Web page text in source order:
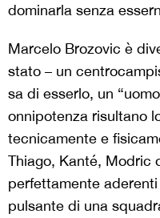
dominarla senza
Marcelo Brozovic è
stato – un
sa di esserlo, un
onnipotenza risultano
tecnicamente e
Thiago, Kanté, Modric
perfettamente
pulsante di una